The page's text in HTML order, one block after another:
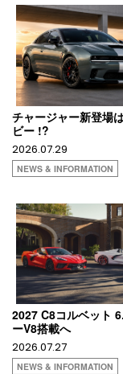
チャージャー新登場
ビー !?
2026.07.29
NEWS & INFORMATION
2027 C8コルベット
ーV8搭載へ
2026.07.27
NEWS & INFORMATION